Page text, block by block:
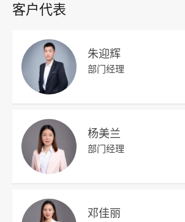
客户代表
朱迎辉
部门经理
杨美兰
部门经理
邓佳丽